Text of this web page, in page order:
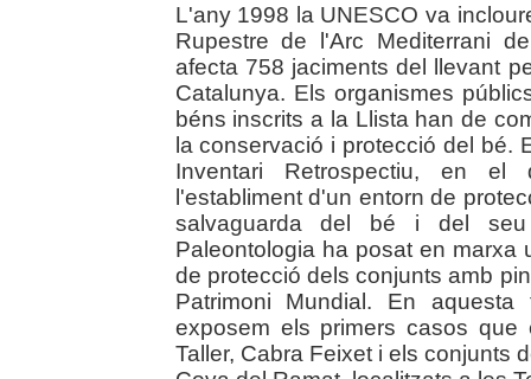
L'any 1998 la UNESCO va
Rupestre de l'Arc Mediterrani
afecta 758 jaciments del llevant
Catalunya. Els organismes
béns inscrits a la Llista han de
la conservació i protecció del bé.
Inventari Retrospectiu, en el
l'establiment d'un entorn de
salvaguarda del bé i del
Paleontologia ha posat en marxa
de protecció dels conjunts amb
Patrimoni Mundial. En
exposem els primers casos
Taller, Cabra Feixet i els conjunts